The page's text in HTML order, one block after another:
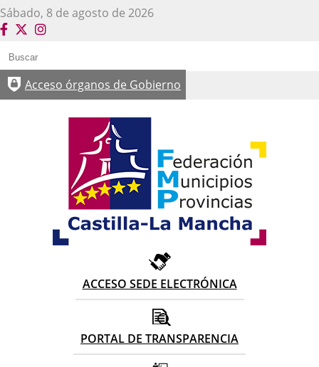
sábado, 8 de agosto de 2026
Acceso órganos de Gobierno
ACCESO SEDE ELECTRÓNICA
PORTAL DE TRANSPARENCIA